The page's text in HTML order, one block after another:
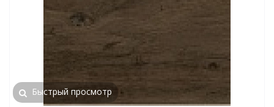
Быстрый просмотр